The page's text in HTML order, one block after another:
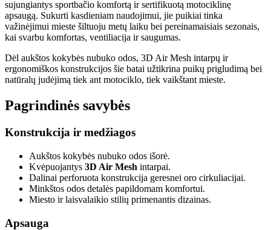
sujungiantys sportbačio komfortą ir sertifikuotą motociklinę
apsaugą. Sukurti kasdieniam naudojimui, jie puikiai tinka
važinėjimui mieste šiltuoju metų laiku bei pereinamaisiais sezonais,
kai svarbu komfortas, ventiliacija ir saugumas.
Dėl aukštos kokybės nubuko odos, 3D Air Mesh intarpų ir
ergonomiškos konstrukcijos šie batai užtikrina puikų prigludimą bei
natūralų judėjimą tiek ant motociklo, tiek vaikštant mieste.
Pagrindinės savybės
Konstrukcija ir medžiagos
Aukštos kokybės nubuko odos išorė.
Kvėpuojantys 3D Air Mesh intarpai.
Dalinai perforuota konstrukcija geresnei oro cirkuliacijai.
Minkštos odos detalės papildomam komfortui.
Miesto ir laisvalaikio stilių primenantis dizainas.
Apsauga